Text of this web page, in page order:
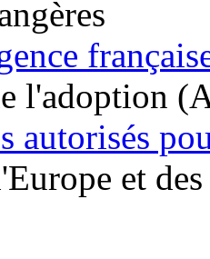
l'adoption
autorisés
et